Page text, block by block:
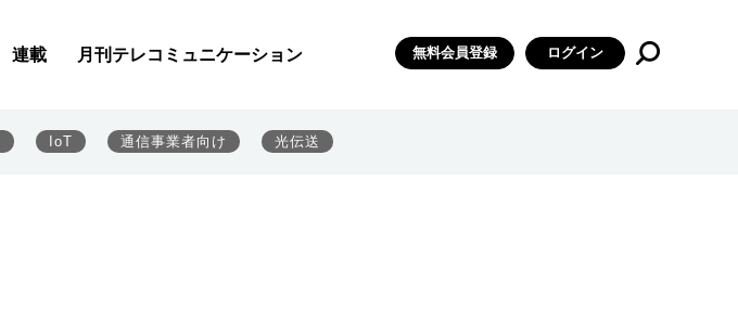
連載 月刊テレコミュニケーション 無料会員登録 ログイン
IoT 通信事業者向け 光伝送